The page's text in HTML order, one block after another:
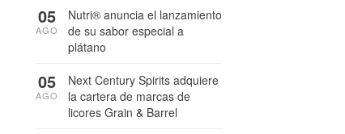
Nutri® anuncia el lanzamiento
de su sabor especial a
plátano
05
AGO
Next Century Spirits adquiere
la cartera de marcas de
licores Grain & Barrel
05
AGO